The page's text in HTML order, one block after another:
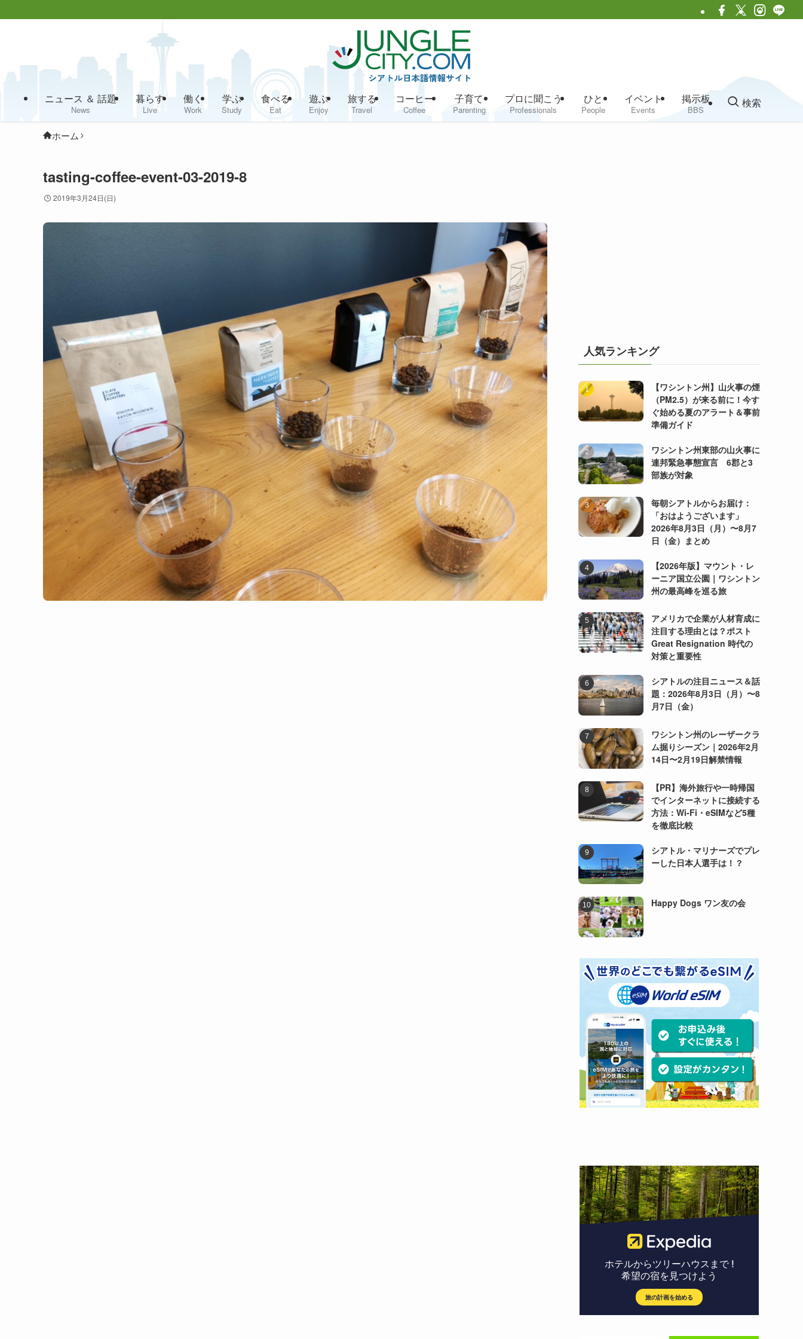
ニュース ＆ 話題
News
暮らす
Live
働く
Work
学ぶ
Study
食べる
Eat
遊ぶ
Enjoy
旅する
Travel
コーヒー
Coffee
子育て
Parenting
プロに聞こう
Professionals
ひと
People
イベント
Events
掲示板
BBS
検索
ホーム
tasting-coffee-event-03-2019-8
2019年3月24日(日)
人気ランキング
【ワシントン州】山火事の煙
（PM2.5）が来る前に！今す
ぐ始める夏のアラート＆事前
準備ガイド
ワシントン州東部の山火事に
連邦緊急事態宣言 6郡と3
部族が対象
毎朝シアトルからお届け：
「おはようございます」
2026年8月3日（月）〜8月7
日（金）まとめ
【2026年版】マウント・レ
ーニア国立公園｜ワシントン
州の最高峰を巡る旅
アメリカで企業が人材育成に
注目する理由とは？ポスト
Great Resignation 時代の
対策と重要性
シアトルの注目ニュース＆話
題：2026年8月3日（月）〜8
月7日（金）
ワシントン州のレーザークラ
ム掘りシーズン｜2026年2月
14日〜2月19日解禁情報
【PR】海外旅行や一時帰国
でインターネットに接続する
方法：Wi-Fi・eSIMなど5種
を徹底比較
シアトル・マリナーズでプレ
ーした日本人選手は！？
Happy Dogs ワン友の会